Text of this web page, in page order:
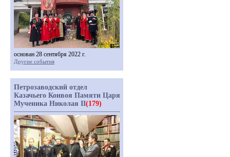
основан 28 сентября 2022 г.
Другие события
Петрозаводский отдел
Казачьего Конвоя Памяти Царя
Мученика Николая II(179)